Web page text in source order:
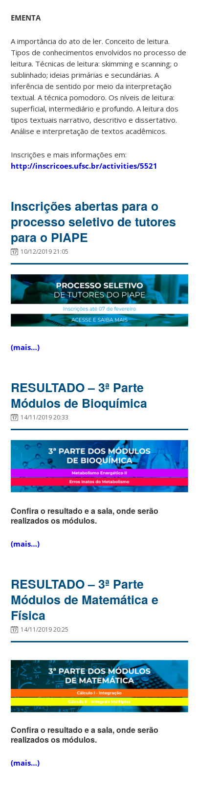
EMENTA
A importância do ato de ler. Conceito de leitura.
Tipos de conhecimentos envolvidos no processo de
leitura. Técnicas de leitura: skimming e scanning; o
sublinhado; ideias primárias e secundárias. A
inferência de sentido por meio da interpretação
textual. A técnica pomodoro. Os níveis de leitura:
superficial, intermediário e profundo. A leitura dos
tipos textuais narrativo, descritivo e dissertativo.
Análise e interpretação de textos acadêmicos.
Inscrições e mais informações em:
http://inscricoes.ufsc.br/activities/5521
Inscrições abertas para o
processo seletivo de tutores
para o PIAPE
10/12/2019 21:05
(mais…)
RESULTADO – 3ª Parte
Módulos de Bioquímica
14/11/2019 20:33
Confira o resultado e a sala, onde serão
realizados os módulos.
(mais…)
RESULTADO – 3ª Parte
Módulos de Matemática e
Física
14/11/2019 20:25
Confira o resultado e a sala, onde serão
realizados os módulos.
(mais…)